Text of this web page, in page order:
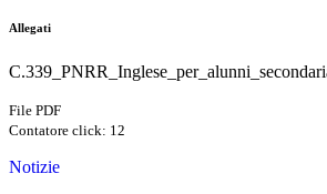
Allegati
File PDF
Contatore click: 12
Notizie